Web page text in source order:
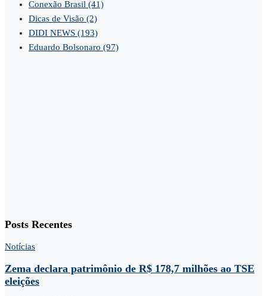
Conexão Brasil (41)
Dicas de Visão (2)
DIDI NEWS (193)
Eduardo Bolsonaro (97)
Posts Recentes
Notícias
Zema declara patrimônio de R$ 178,7 milhões ao TSE
eleições